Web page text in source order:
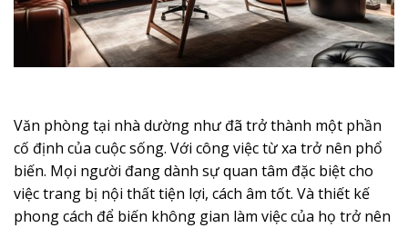
Văn phòng tại nhà dường như đã trở thành một phần
cố định của cuộc sống. Với công việc từ xa trở nên phổ
biến. Mọi người đang dành sự quan tâm đặc biệt cho
việc trang bị nội thất tiện lợi, cách âm tốt. Và thiết kế
phong cách để biến không gian làm việc của họ trở nên